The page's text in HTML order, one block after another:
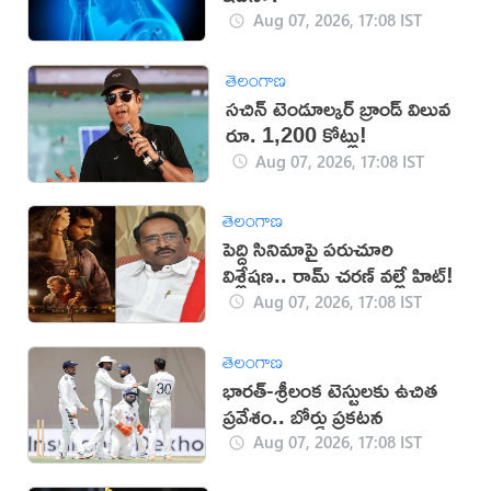
Aug 07, 2026, 17:08 IST
తెలంగాణ
సచిన్ టెండూల్కర్ బ్రాండ్ విలువ
రూ. 1,200 కోట్లు!
Aug 07, 2026, 17:08 IST
తెలంగాణ
పెద్ది సినిమాపై పరుచూరి
విశ్లేషణ.. రామ్ చరణ్ వల్లే హిట్!
Aug 07, 2026, 17:08 IST
తెలంగాణ
భారత్-శ్రీలంక టెస్టులకు ఉచిత
ప్రవేశం.. బోర్డు ప్రకటన
Aug 07, 2026, 17:08 IST